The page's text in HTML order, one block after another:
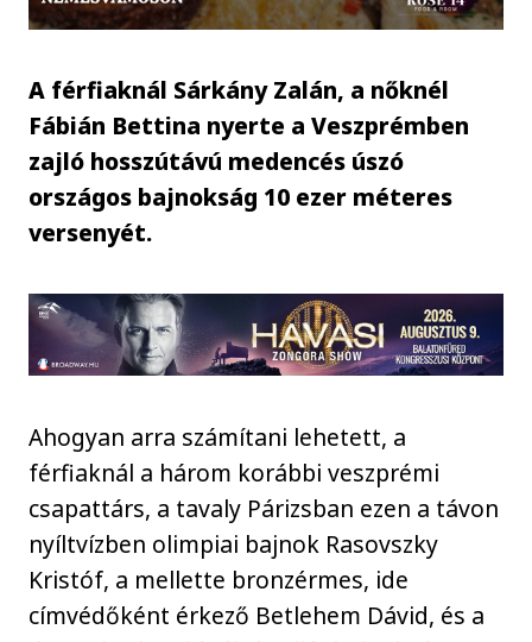
A férfiaknál Sárkány Zalán, a nőknél
Fábián Bettina nyerte a Veszprémben
zajló hosszútávú medencés úszó
országos bajnokság 10 ezer méteres
versenyét.
Ahogyan arra számítani lehetett, a
férfiaknál a három korábbi veszprémi
csapattárs, a tavaly Párizsban ezen a távon
nyíltvízben olimpiai bajnok Rasovszky
Kristóf, a mellette bronzérmes, ide
címvédőként érkező Betlehem Dávid, és a